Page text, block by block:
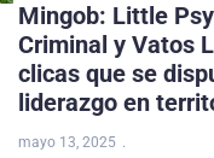
Mingob: Little
Criminal y Vatos
clicas que se
liderazgo en
mayo 13, 2025